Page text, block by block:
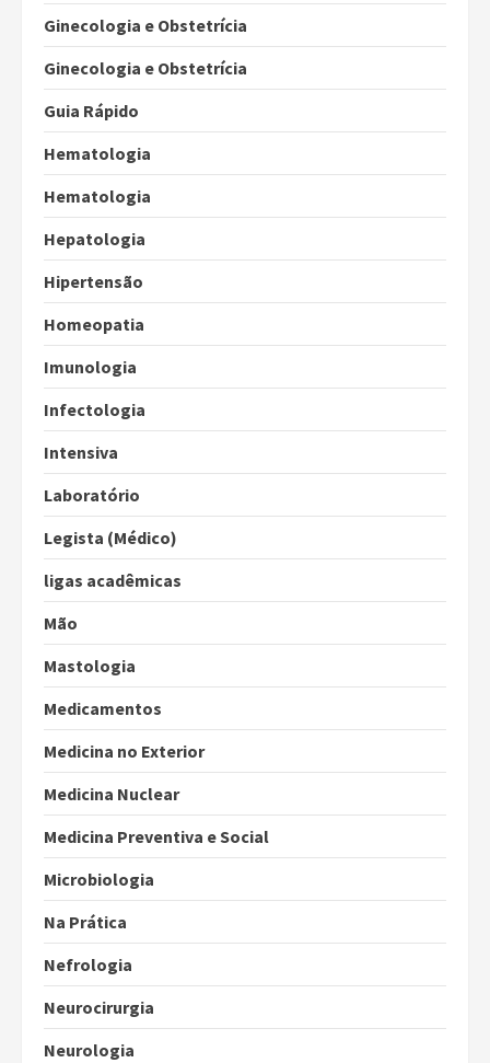
Ginecologia e Obstetrícia
Ginecologia e Obstetrícia
Guia Rápido
Hematologia
Hematologia
Hepatologia
Hipertensão
Homeopatia
Imunologia
Infectologia
Intensiva
Laboratório
Legista (Médico)
ligas acadêmicas
Mão
Mastologia
Medicamentos
Medicina no Exterior
Medicina Nuclear
Medicina Preventiva e Social
Microbiologia
Na Prática
Nefrologia
Neurocirurgia
Neurologia